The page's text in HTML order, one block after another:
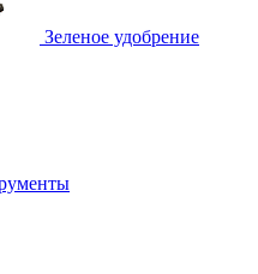
Зеленое удобрение